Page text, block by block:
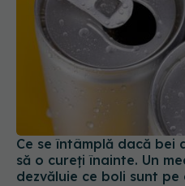
Ce se întâmplă dacă
să o cureți înainte. Un
dezvăluie ce boli sunt pe